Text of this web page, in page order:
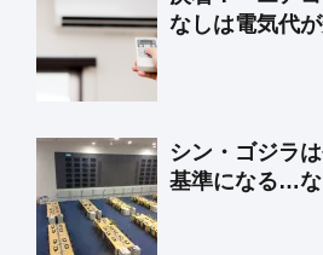
なしは電気代が
シン・ゴジラ
基準になる…